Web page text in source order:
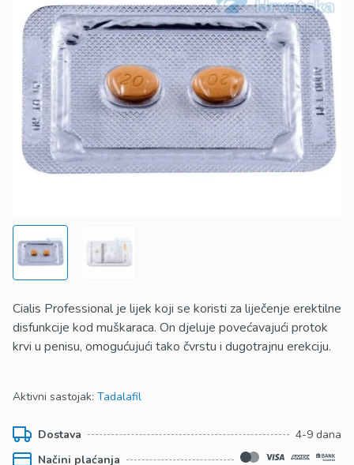
Cialis Professional je lijek koji se koristi za liječenje erektilne
disfunkcije kod muškaraca. On djeluje povećavajući protok
krvi u penisu, omogućujući tako čvrstu i dugotrajnu erekciju.
Aktivni sastojak: Tadalafil
Dostava
4-9 dana
Načini plaćanja